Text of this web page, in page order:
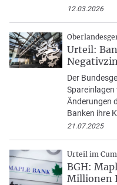
12.03.2026
Urteil:
Der
Änderungen
Banken ihre
21.07.2025
Urteil im
BGH:
Millionen